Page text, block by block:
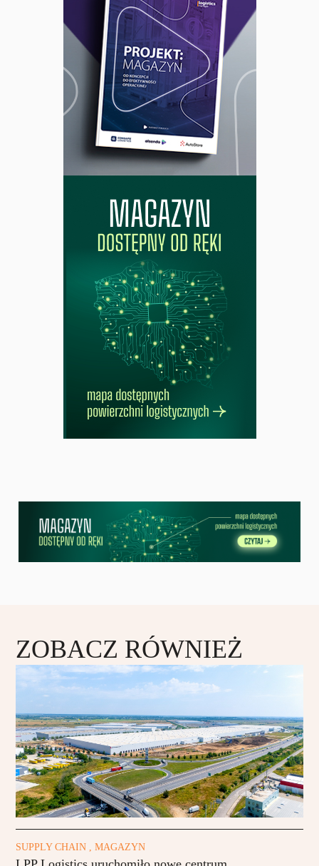
ZOBACZ RÓWNIEŻ
SUPPLY CHAIN , MAGAZYN